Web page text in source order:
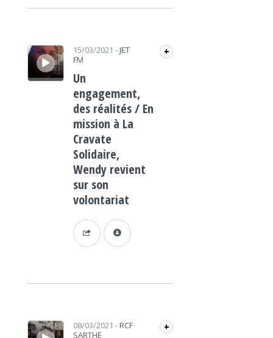
Lecteur audio 15/03/2021 - JET
FM
+
Un
engagement,
des réalités / En
mission à La
Cravate
Solidaire,
Wendy revient
sur son
volontariat
Lecteur audio 08/03/2021 - RCF
SARTHE
+